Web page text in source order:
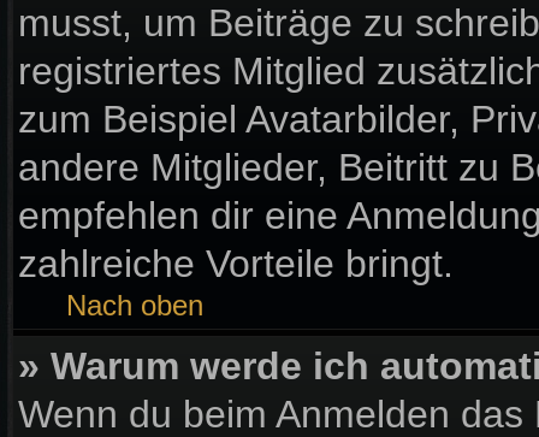
musst, um Beiträge zu
registriertes Mitglied
zum Beispiel Avatarbilder,
andere Mitglieder, Beitritt zu
empfehlen dir eine
zahlreiche Vorteile bringt.
Nach oben
» Warum werde ich
Wenn du beim Anmelden